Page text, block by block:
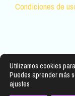
Condiciones de
Utilizamos cookies
Puedes aprender más
ajustes